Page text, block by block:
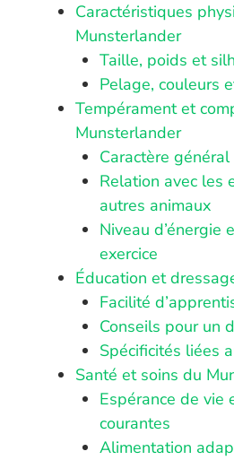
Caractéristiques
Munsterlander
Taille, poids et
Pelage, couleurs
Tempérament et
Munsterlander
Caractère général
Relation avec les
autres animaux
Niveau d’énergie
exercice
Éducation et
Facilité
Conseils pour un
Spécificités liées
Santé et soins du
Espérance de vie
courantes
Alimentation